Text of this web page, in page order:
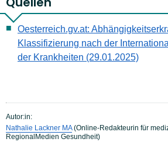
Oesterreich.gv.at:
Klassifizierung nach der
der Krankheiten (29.01.2025)
Autor:in:
Nathalie Lackner MA(Online-Redakteurin für
RegionalMedien Gesundheit)